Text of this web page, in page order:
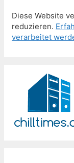
Diese Website
reduzieren.
verarbeitet